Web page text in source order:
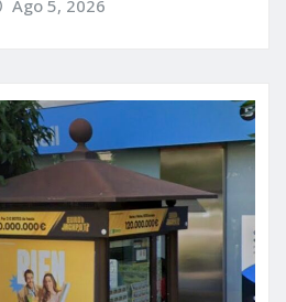
Ago 5, 2026